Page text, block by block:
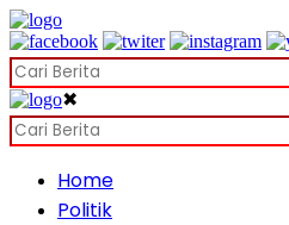
✖
Home
Politik